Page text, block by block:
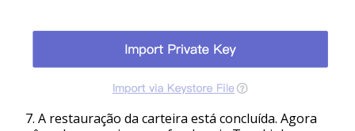
7. A restauração da carteira está concluída. Agora